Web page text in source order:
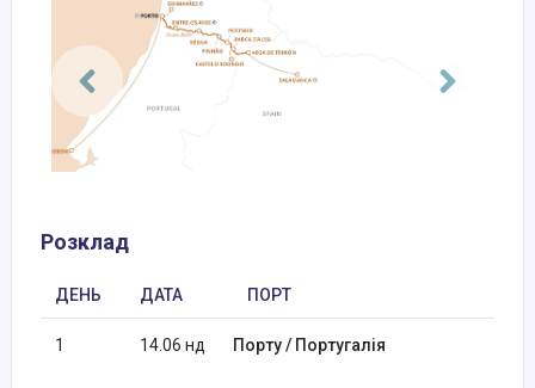
Розклад
ДЕНЬ ДАТА ПОРТ
1 14.06 нд Порту / Португалія